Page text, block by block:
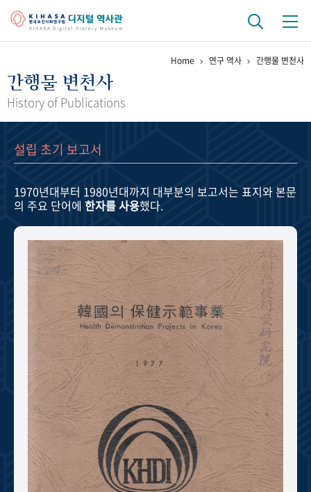
걸어온 길 기관 변천사
정책과 연구 키워드로 보는 연구 역사
연구자들
기록물 아카이브
사진 아카이브 문서 기록물 행정박물 영상 기록물
주년 기념
성과 50선 숫자로 보는 50년 50+1주년 광장
세계와 함께 한 KIHASA
VR 역사관
Home 연구 역사 간행물 변천사
간행물 변천사
History of Publications
설립 초기 보고서
1970년대부터 1980년대까지 대부분의 보고서는 표지와 본문
의 주요 단어에 한자를 사용했다.